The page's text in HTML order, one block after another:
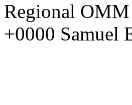
Regional
+0000 Samuel